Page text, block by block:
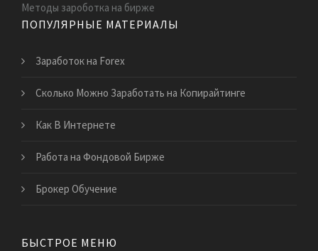
Методы зароботка на бирже
ПОПУЛЯРНЫЕ МАТЕРИАЛЫ
Заработок на Forex
Сколько Можно Заработать на Копирайтинге
Как В Интернете
Работа на Фондовой Бирже
Брокер Обучение
БЫСТРОЕ МЕНЮ